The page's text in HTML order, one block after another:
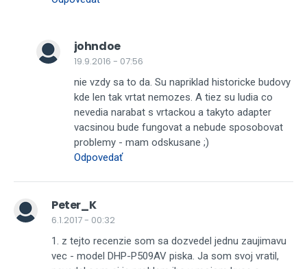
johndoe
19.9.2016 - 07:56
nie vzdy sa to da. Su napriklad historicke budovy
kde len tak vrtat nemozes. A tiez su ludia co
nevedia narabat s vrtackou a takyto adapter
vacsinou bude fungovat a nebude sposobovat
problemy - mam odskusane ;)
Odpovedať
Peter_K
6.1.2017 - 00:32
1. z tejto recenzie som sa dozvedel jednu zaujimavu
vec - model DHP-P509AV piska. Ja som svoj vratil,